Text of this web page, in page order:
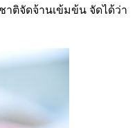
าติจัดจ้านเข้มข้น จัดได้ว่า